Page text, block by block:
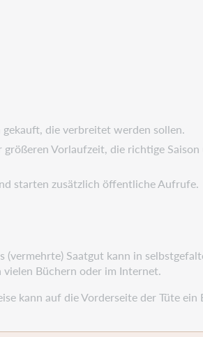
die verbreitet werden sollen.
Vorlaufzeit, die richtige
starten zusätzlich öffentliche Aufrufe.
Saatgut kann in
Büchern oder im Internet.
kann auf die Vorderseite der Tüte